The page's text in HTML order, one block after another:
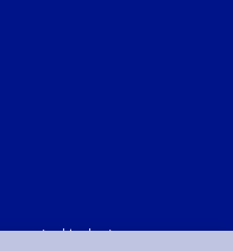
industry